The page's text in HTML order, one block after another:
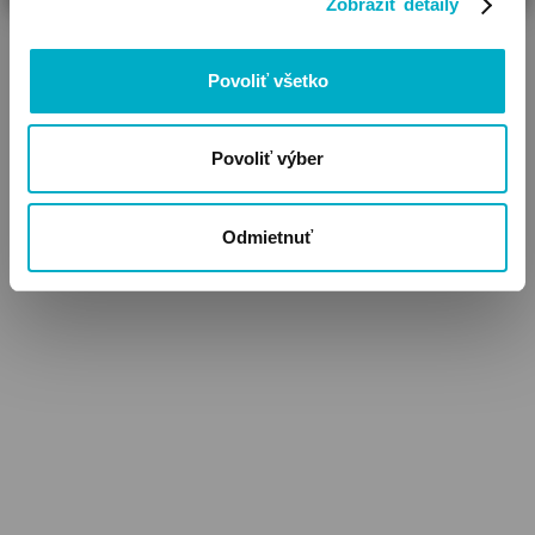
Zobraziť detaily
Povoliť všetko
Povoliť výber
Odmietnuť